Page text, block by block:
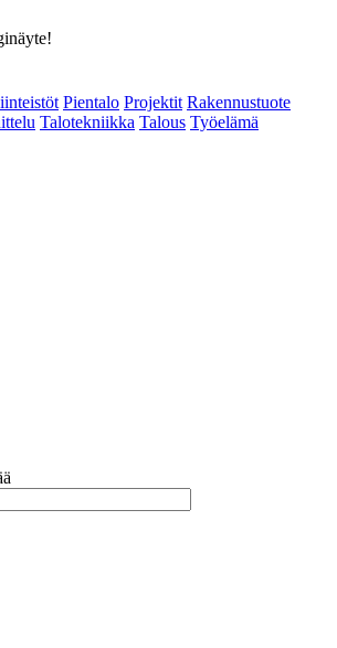
Pientalo Projektit Rakennustuote
Talotekniikka Talous Työelämä